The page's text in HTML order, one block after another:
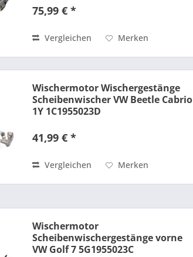
75,99 € *
Vergleichen Merken
Wischermotor Wischergestänge
Scheibenwischer VW Beetle Cabrio
1Y 1C1955023D
41,99 € *
Vergleichen Merken
Wischermotor
Scheibenwischergestänge vorne
VW Golf 7 5G1955023C